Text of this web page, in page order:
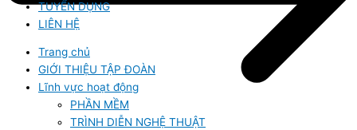
TUYỂN DỤNG
LIÊN HỆ
Trang chủ
GIỚI THIỆU TẬP ĐOÀN
Lĩnh vực hoạt động
PHẦN MỀM
TRÌNH DIỄN NGHỆ THUẬT